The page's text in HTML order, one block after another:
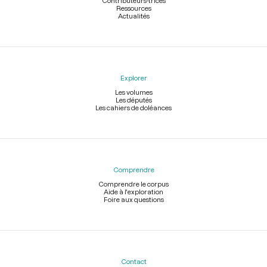
Ressources
Actualités
Explorer
Les volumes
Les députés
Les cahiers de doléances
Comprendre
Comprendre le corpus
Aide à l'exploration
Foire aux questions
Contact